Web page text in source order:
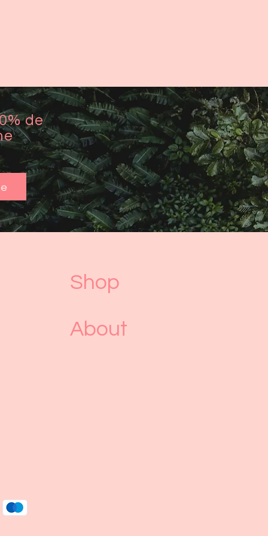
de
Shop
About